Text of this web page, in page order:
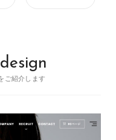
ご紹介します